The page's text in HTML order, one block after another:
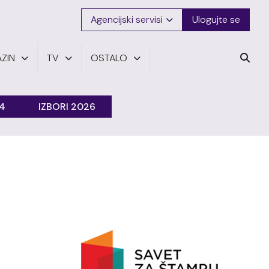
Agencijski servisi Ulogujte se
TV OSTALO
IZBORI 2026